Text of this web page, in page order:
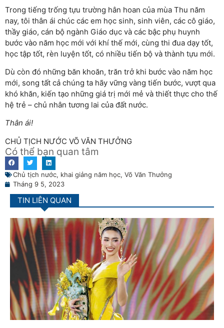
Trong tiếng trống tựu trường hân hoan của mùa Thu năm
nay, tôi thân ái chúc các em học sinh, sinh viên, các cô giáo,
thầy giáo, cán bộ ngành Giáo dục và các bậc phụ huynh
bước vào năm học mới với khí thế mới, cùng thi đua dạy tốt,
học tập tốt, rèn luyện tốt, có nhiều tiến bộ và thành tựu mới.
Dù còn đó những băn khoăn, trăn trở khi bước vào năm học
mới, song tất cả chúng ta hãy vững vàng tiến bước, vượt qua
khó khăn, kiến tạo những giá trị mới mẻ và thiết thực cho thế
hệ trẻ – chủ nhân tương lai của đất nước.
Thân ái!
CHỦ TỊCH NƯỚC VÕ VĂN THƯỞNG
Có thể bạn quan tâm
Chủ tịch nước, khai giảng năm học, Võ Văn Thưởng
Tháng 9 5, 2023
TIN LIÊN QUAN